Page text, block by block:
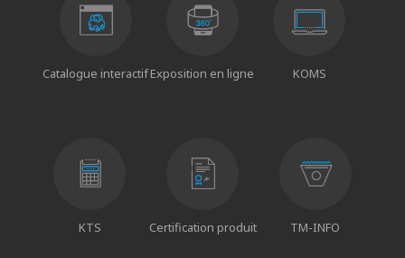
Catalogue interactifExposition en ligne KOMS
KTS Certification produit TM-INFO